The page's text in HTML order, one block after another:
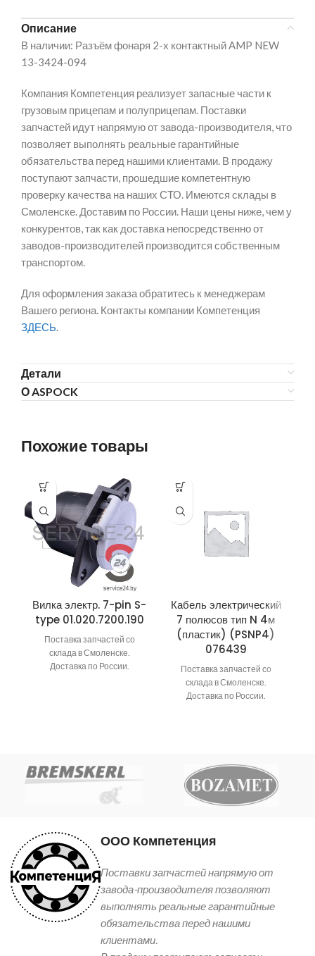
Описание
В наличии: Разъём фонаря 2-х контактный AMP NEW
13-3424-094
Компания Компетенция реализует запасные части к
грузовым прицепам и полуприцепам. Поставки
запчастей идут напрямую от завода-производителя, что
позволяет выполнять реальные гарантийные
обязательства перед нашими клиентами. В продажу
поступают запчасти, прошедшие компетентную
проверку качества на наших СТО. Имеются склады в
Смоленске. Доставим по России. Наши цены ниже, чем у
конкурентов, так как доставка непосредственно от
заводов-производителей производится собственным
транспортом.
Для оформления заказа обратитесь к менеджерам
Вашего региона. Контакты компании Компетенция
ЗДЕСЬ
Детали
О ASPOCK
Похожие товары
Вилка электр. 7-pin S-
type 01.020.7200.190
Поставка запчастей со
склада в Смоленске.
Доставка по России.
Кабель электрический
7 полюсов тип N 4м
(пластик) (PSNP4)
076439
Поставка запчастей со
склада в Смоленске.
Доставка по России.
ООО Компетенция
Поставки запчастей напрямую от
завода-производителя позволяют
выполнять реальные гарантийные
обязательства перед нашими
клиентами.